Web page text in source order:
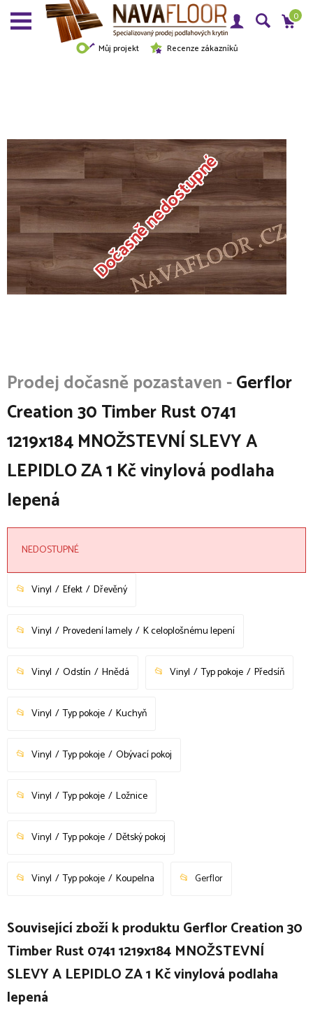
Můj projekt Recenze zákazníků
0
Dočasně nedostupné
Gerflor
Creation 30 Timber Rust 0741
1219x184 MNOŽSTEVNÍ SLEVY A
LEPIDLO ZA 1 Kč vinylová podlaha
lepená
NEDOSTUPNÉ
Vinyl Efekt Dřevěný
Vinyl Provedení lamely K celoplošnému lepení
Vinyl Odstín Hnědá Vinyl Typ pokoje Předsíň
Vinyl Typ pokoje Kuchyň
Vinyl Typ pokoje Obývací pokoj
Vinyl Typ pokoje Ložnice
Vinyl Typ pokoje Dětský pokoj
Vinyl Typ pokoje Koupelna Gerflor
Související zboží k produktu Gerflor Creation 30
Timber Rust 0741 1219x184 MNOŽSTEVNÍ
SLEVY A LEPIDLO ZA 1 Kč vinylová podlaha
lepená